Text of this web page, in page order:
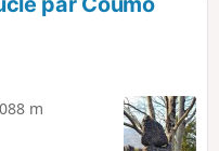
! L'essentiel
en état
Les
m